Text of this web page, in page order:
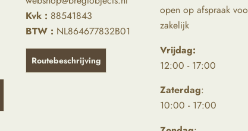
Kvk : 88541843
BTW : NL864677832B01
Routebeschrijving
open op afspraak
zakelijk
Vrijdag:
12:00 - 17:00
Zaterdag:
10:00 - 17:00